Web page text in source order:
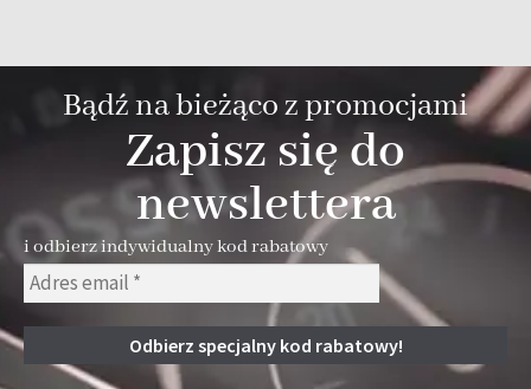
Bądź na bieżąco z promocjami
Zapisz się do
newslettera
i odbierz indywidualny kod rabatowy